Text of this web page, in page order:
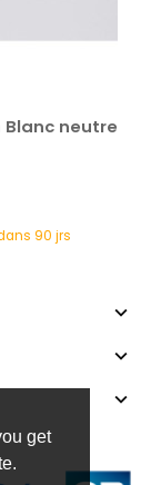
get
Blanc neutre
90 jrs